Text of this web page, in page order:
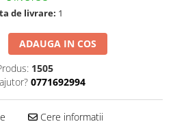
de livrare: 1
ADAUGA IN COS
1505
0771692994
Cere informatii